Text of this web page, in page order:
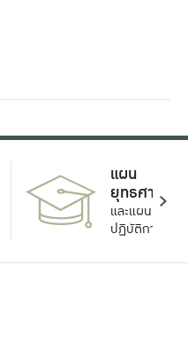
แผน
ยุทธศาสตร์
และแผน
ปฏิบัติการ